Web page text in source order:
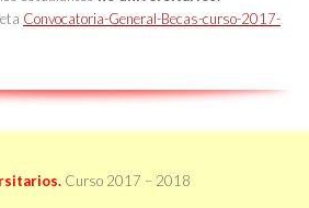
Convocatoria-General-Becas-curso-2017-
Curso 2017 – 2018